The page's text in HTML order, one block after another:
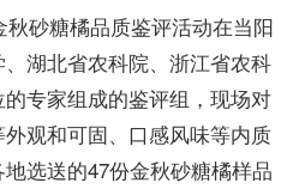
砂糖橘品质鉴评活动在当阳
湖北省农科院、浙江省农科
专家组成的鉴评组，现场对
观和可固、口感风味等内质
选送的47份金秋砂糖橘样品